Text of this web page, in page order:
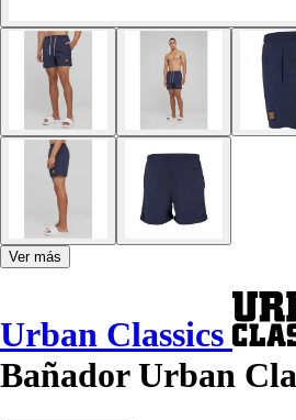
Ver más
Urban Classics
Bañador Urban